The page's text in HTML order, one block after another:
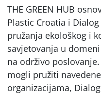
THE GREEN HUB
Plastic Croatia i
pružanja ekološkog i
savjetovanja u
na održivo
mogli pružiti
organizacijama,